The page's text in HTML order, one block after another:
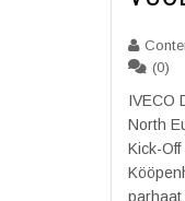
(0)
IVECO
North
Kick-
parhaat